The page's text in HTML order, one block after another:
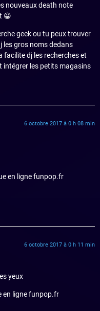
nouveaux death note
😀
geek ou tu peux trouver
les gros noms dedans
dj les recherches et
intégrer les petits magasins
6 octobre 2017 à 0 h 08 min
en ligne funpop.fr
6 octobre 2017 à 0 h 11 min
yeux
en ligne funpop.fr